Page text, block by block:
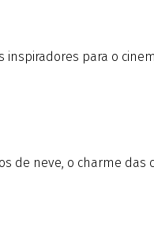
para o
de neve, o charme das